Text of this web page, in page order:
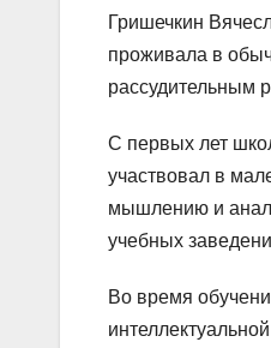
Гришечкин
проживала в
рассудительным
С первых лет
участвовал в
мышлению и
учебных
Во время